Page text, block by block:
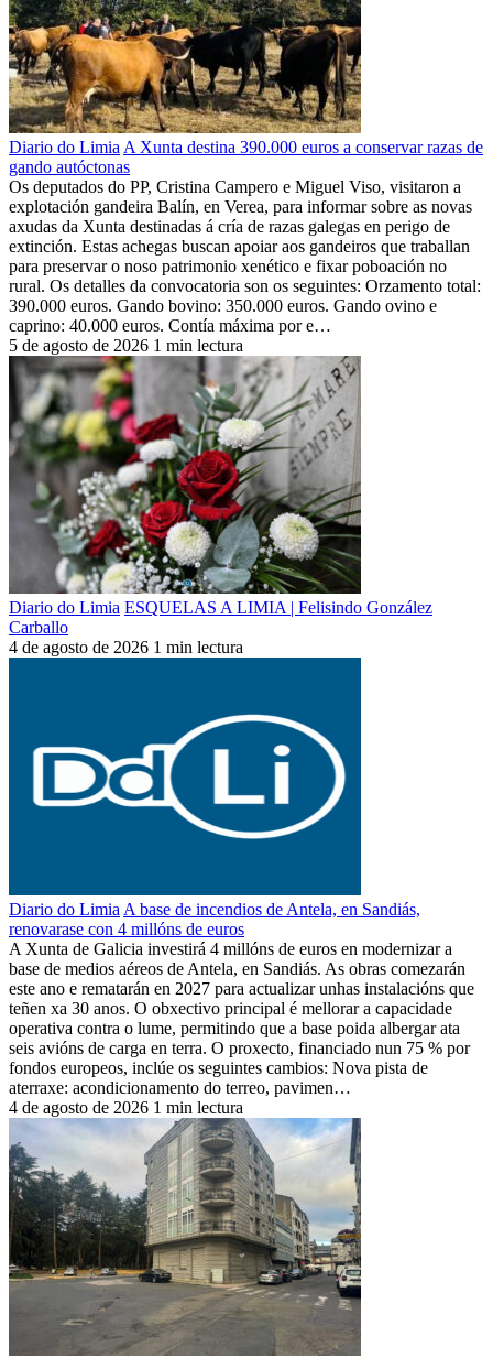
Diario do Limia A Xunta destina 390.000 euros a conservar razas de
gando autóctonas
Os deputados do PP, Cristina Campero e Miguel Viso, visitaron a
explotación gandeira Balín, en Verea, para informar sobre as novas
axudas da Xunta destinadas á cría de razas galegas en perigo de
extinción. Estas achegas buscan apoiar aos gandeiros que traballan
para preservar o noso patrimonio xenético e fixar poboación no
rural. Os detalles da convocatoria son os seguintes: Orzamento total:
390.000 euros. Gando bovino: 350.000 euros. Gando ovino e
caprino: 40.000 euros. Contía máxima por e…
5 de agosto de 2026 1 min lectura
Diario do Limia ESQUELAS A LIMIA | Felisindo González
Carballo
4 de agosto de 2026 1 min lectura
Diario do Limia A base de incendios de Antela, en Sandiás,
renovarase con 4 millóns de euros
A Xunta de Galicia investirá 4 millóns de euros en modernizar a
base de medios aéreos de Antela, en Sandiás. As obras comezarán
este ano e rematarán en 2027 para actualizar unhas instalacións que
teñen xa 30 anos. O obxectivo principal é mellorar a capacidade
operativa contra o lume, permitindo que a base poida albergar ata
seis avións de carga en terra. O proxecto, financiado nun 75 % por
fondos europeos, inclúe os seguintes cambios: Nova pista de
aterraxe: acondicionamento do terreo, pavimen…
4 de agosto de 2026 1 min lectura